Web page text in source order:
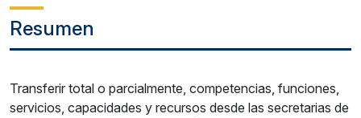
Resumen
Transferir total o parcialmente, competencias, funciones,
servicios, capacidades y recursos desde las secretarias de